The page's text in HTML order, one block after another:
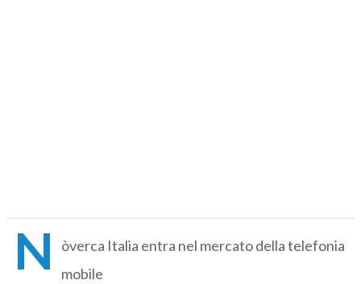
N
òverca Italia entra nel mercato della telefonia
mobile